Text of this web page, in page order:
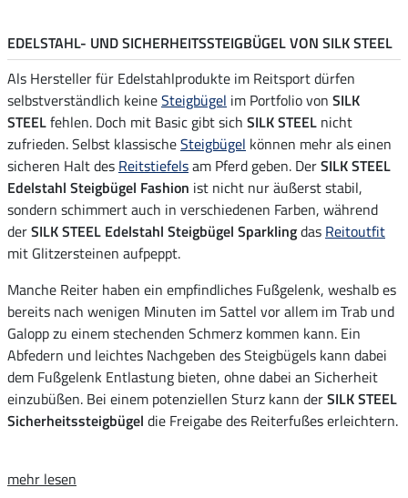
EDELSTAHL- UND SICHERHEITSSTEIGBÜGEL VON SILK STEEL
Als Hersteller für Edelstahlprodukte im Reitsport dürfen
selbstverständlich keineSteigbügel im Portfolio von SILK
STEELfehlen. Doch mit Basic gibt sich SILK STEEL nicht
zufrieden. Selbst klassischeSteigbügel können mehr als einen
sicheren Halt des Reitstiefelsam Pferd geben. DerSILK STEEL
Edelstahl Steigbügel Fashion ist nicht nur äußerst stabil,
sondern schimmert auch in verschiedenen Farben, während
derSILK STEEL Edelstahl Steigbügel Sparklingdas Reitoutfit
mit Glitzersteinen aufpeppt.
Manche Reiter haben ein empfindliches Fußgelenk, weshalb es
bereits nach wenigen Minuten im Sattel vor allem im Trab und
Galopp zu einem stechenden Schmerz kommen kann. Ein
Abfedern und leichtes Nachgeben des Steigbügels kann dabei
dem Fußgelenk Entlastung bieten, ohne dabei an Sicherheit
einzubüßen. Bei einem potenziellen Sturz kann derSILK STEEL
Sicherheitssteigbügel die Freigabe des Reiterfußes erleichtern.
mehr lesen